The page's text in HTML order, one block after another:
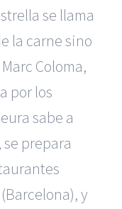
se llama
la carne sino
Coloma,
por los
sabe a
prepara
y